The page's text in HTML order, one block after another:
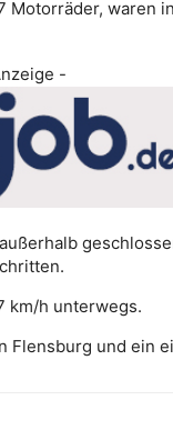
waren
-
km/h unterwegs.
Flensburg und ein